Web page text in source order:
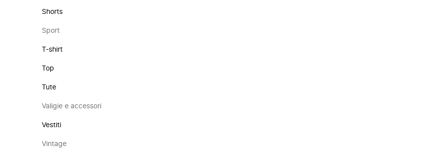
Shorts
Sport
T-shirt
Top
Tute
Valigie e accessori
Vestiti
Vintage